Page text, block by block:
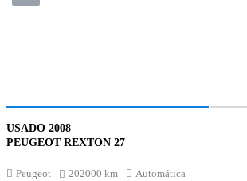
USADO 2008
PEUGEOT REXTON 27
Peugeot 202000 km Automática